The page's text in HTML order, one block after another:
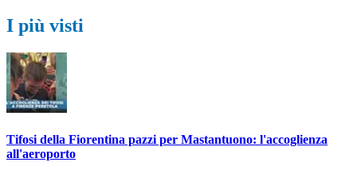
I più visti
Tifosi della Fiorentina pazzi per Mastantuono: l'accoglienza
all'aeroporto